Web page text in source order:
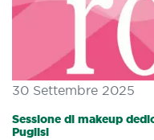
30 Settembre 2025
Sessione di makeup
Puglisi